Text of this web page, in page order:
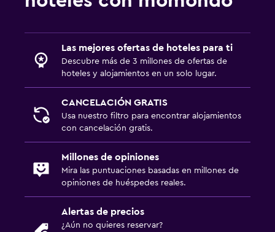
Las mejores ofertas de hoteles para ti
Descubre más de 3 millones de ofertas de
hoteles y alojamientos en un solo lugar.
CANCELACIÓN GRATIS
Usa nuestro filtro para encontrar alojamientos
con cancelación gratis.
Millones de opiniones
Mira las puntuaciones basadas en millones de
opiniones de huéspedes reales.
Alertas de precios
¿Aún no quieres reservar?